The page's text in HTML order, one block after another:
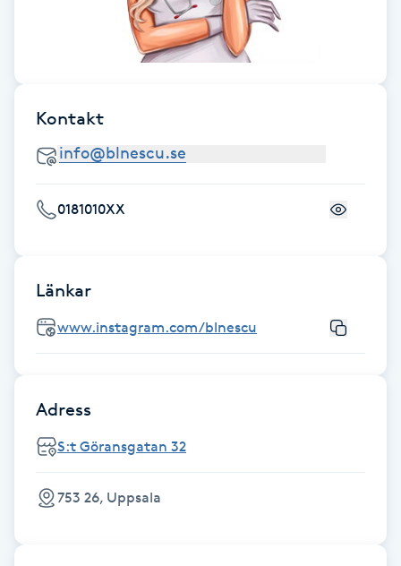
Headspa
Hollywood Peel
Hot Stone Massage
Hudföryngring
Huduppstramning
Hudvård
Kontakt
0181010XX
Länkar
www.instagram.com/blnescu
Adress
S:t Göransgatan 32
753 26, Uppsala